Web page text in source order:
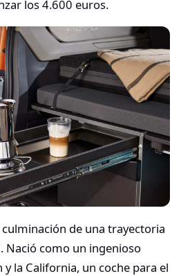
los 4.600 euros.
de una trayectoria
Nació como un ingenioso
la California, un coche para el